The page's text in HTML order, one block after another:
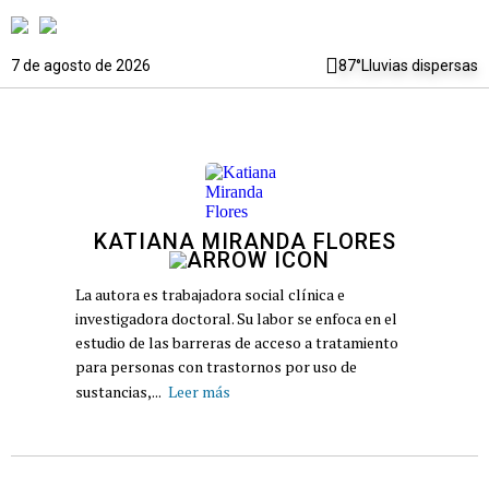
7 de agosto de 2026 87°Lluvias dispersas
KATIANA MIRANDA FLORES
La autora es trabajadora social clínica e
investigadora doctoral. Su labor se enfoca en el
estudio de las barreras de acceso a tratamiento
para personas con trastornos por uso de
sustancias,... Leer más